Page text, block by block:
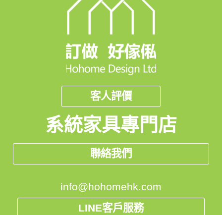
客人評價
系統家具專門店
聯絡我們
info@hohomehk.com
LINE客戶服務